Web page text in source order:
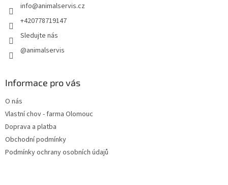
info@animalservis.cz
+420778719147
Sledujte nás
@animalservis
Informace pro vás
O nás
Vlastní chov - farma Olomouc
Doprava a platba
Obchodní podmínky
Podmínky ochrany osobních údajů